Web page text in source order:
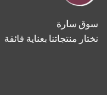
سارة
منتجاتنا بعناية فائقة